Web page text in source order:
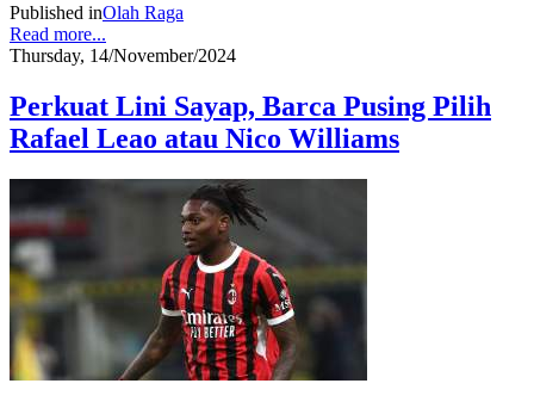
Published inOlah Raga
Read more...
Thursday, 14/November/2024
Perkuat Lini Sayap, Barca Pusing Pilih
Rafael Leao atau Nico Williams